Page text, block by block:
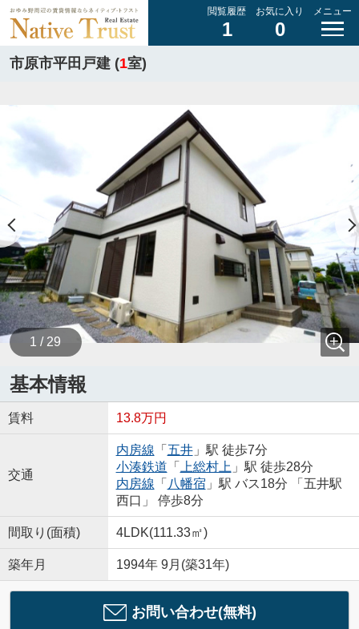
閲覧履歴
1
お気に入り
0
メニュー
市原市平田戸建 (1室)
1 / 29
基本情報
賃料 13.8万円
交通
内房線 「 五井」駅 徒歩7分
小湊鉄道 「 上総村上 」駅 徒歩28分
内房線 「 八幡宿 」駅 バス18分 「五井駅
西口」 停歩8分
間取り(面積) 4LDK(111.33㎡)
築年月 1994年 9月(築31年)
お問い合わせ(無料)